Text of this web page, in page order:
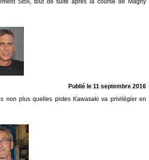
Stoll, tout de suite après la course de Magny
Publié le 11 septembre 2016
non plus quelles pistes Kawasaki va privilégier en